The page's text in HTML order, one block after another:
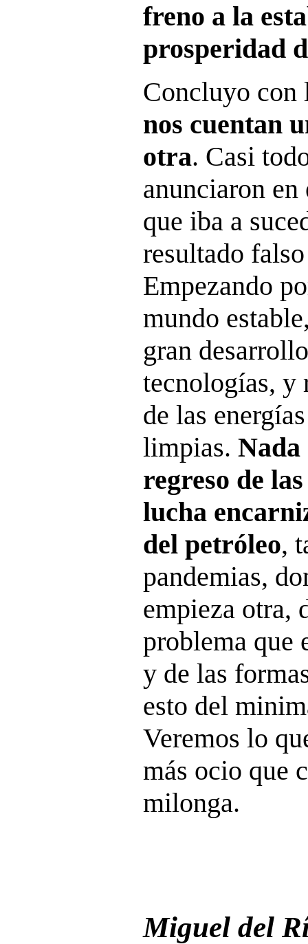
freno a la
prosperidad
Concluyo con
nos cuentan
otra. Casi
anunciaron
que iba a
resultado
Empezando
mundo
gran
tecnologías, y
de las
limpias. Nada
regreso de
lucha
del petróleo,
pandemias,
empieza otra,
problema que
y de las
esto del
Veremos lo
más ocio que
milonga.
Miguel del